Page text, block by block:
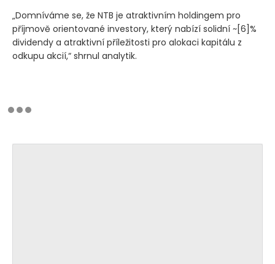
„Domníváme se, že NTB je atraktivním holdingem pro
příjmově orientované investory, který nabízí solidní ~[6]%
dividendy a atraktivní příležitosti pro alokaci kapitálu z
odkupu akcií,“ shrnul analytik.